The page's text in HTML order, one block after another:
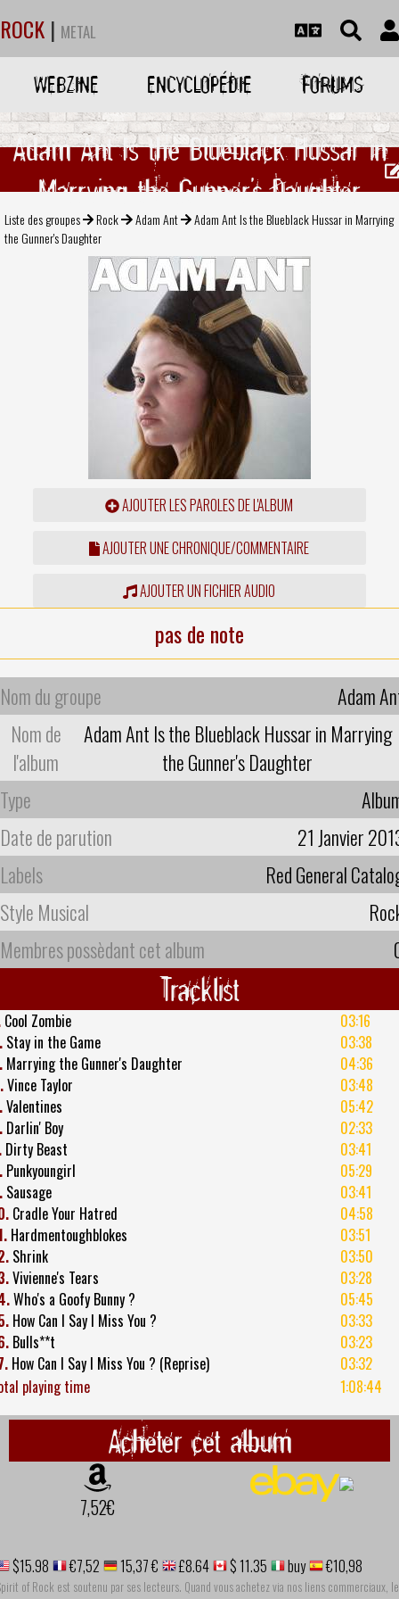
ROCK | METAL
WEBZINE ENCYCLOPÉDIE FORUMS
Adam Ant Is the Blueblack Hussar in
Marrying the Gunner's Daughter
Liste des groupes Rock Adam Ant
Adam Ant Is the Blueblack Hussar in Marrying
the Gunner's Daughter
AJOUTER LES PAROLES DE L'ALBUM
AJOUTER UNE CHRONIQUE/COMMENTAIRE
AJOUTER UN FICHIER AUDIO
pas de note
Nom du groupe
Adam
Nom de
l'album
Adam Ant Is the Blueblack Hussar in Marrying
the Gunner's Daughter
Type
Date de parution
21 Janvier
Labels
Red General
Style Musical
Membres possèdant cet album
Tracklist
Cool Zombie
03:16
Stay in the Game
03:38
Marrying the Gunner's Daughter
04:36
Vince Taylor
03:48
Valentines
05:42
Darlin' Boy
02:33
Dirty Beast
03:41
Punkyoungirl
05:29
Sausage
03:41
Cradle Your Hatred
04:58
Hardmentoughblokes
03:51
Shrink
03:50
Vivienne's Tears
03:28
Who's a Goofy Bunny ?
05:45
How Can I Say I Miss You ?
03:33
Bulls**t
03:23
How Can I Say I Miss You ? (Reprise)
03:32
playing time
1:08:44
Acheter cet album
7,52€
$15.98 €7,52 15,37 € £8.64 $ 11.35 buy €10,98
of Rock est soutenu par ses lecteurs. Quand vous achetez via nos liens commerciaux, le